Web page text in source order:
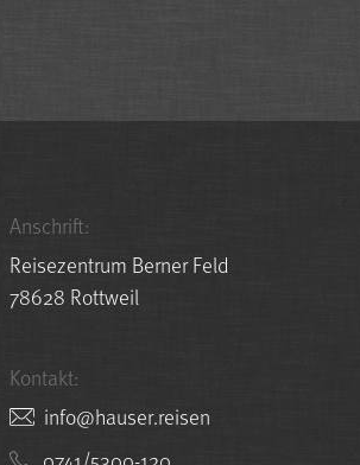
Anschrift:
Reisezentrum Berner Feld
78628 Rottweil
Kontakt:
nesier.resuah@ofni